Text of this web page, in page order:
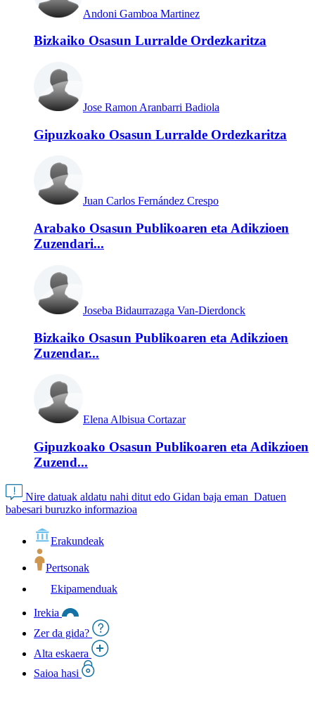
Andoni Gamboa Martinez
Bizkaiko Osasun Lurralde Ordezkaritza
Jose Ramon Aranbarri Badiola
Gipuzkoako Osasun Lurralde Ordezkaritza
Juan Carlos Fernández Crespo
Arabako Osasun Publikoaren eta Adikzioen
Zuzendari...
Joseba Bidaurrazaga Van-Dierdonck
Bizkaiko Osasun Publikoaren eta Adikzioen
Zuzendar...
Elena Albisua Cortazar
Gipuzkoako Osasun Publikoaren eta Adikzioen
Zuzend...
Nire datuak aldatu nahi ditut edo Gidan baja eman Datuen
babesari buruzko informazioa
Erakundeak
Pertsonak
Ekipamenduak
Irekia
Zer da gida?
Alta eskaera
Saioa hasi